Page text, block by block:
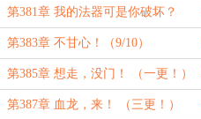
第381章 我的法器可是你破坏？
（7/10）
第383章 不甘心！（9/10）
第385章 想走，没门！ （一更！）
第387章 血龙，来！ （三更！）